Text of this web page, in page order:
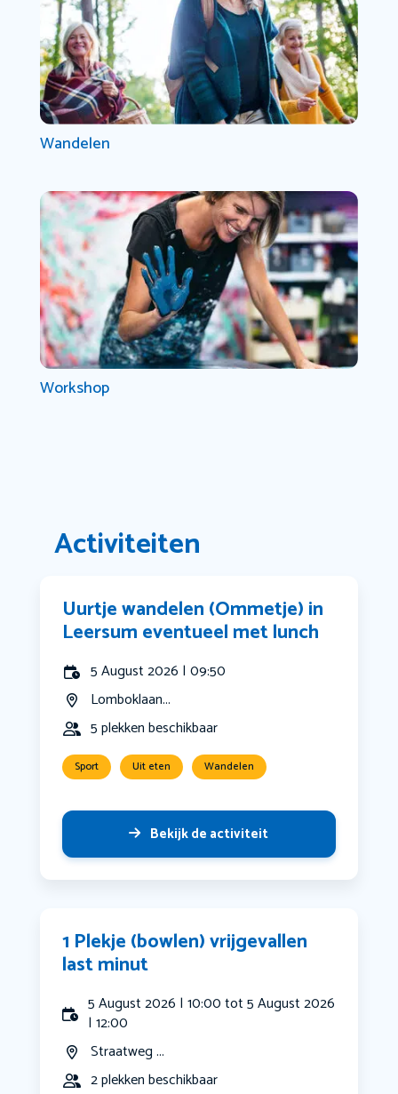
Wandelen
Workshop
Activiteiten
Uurtje wandelen (Ommetje) in
Leersum eventueel met lunch
5 August 2026 | 09:50
Lomboklaan...
5 plekken beschikbaar
Sport Uit eten Wandelen
Bekijk de activiteit
1 Plekje (bowlen) vrijgevallen
last minut
5 August 2026 | 10:00 tot 5 August 2026
| 12:00
Straatweg ...
2 plekken beschikbaar